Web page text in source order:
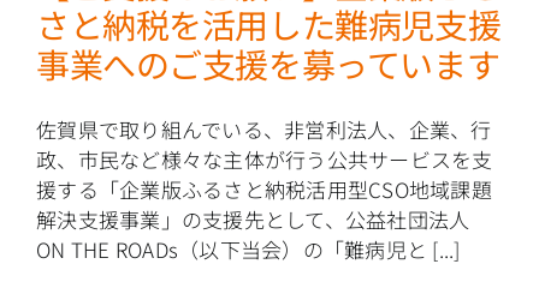
さと納税を活用した難病児支援
事業へのご支援を募っています
佐賀県で取り組んでいる、非営利法人、企業、行
政、市民など様々な主体が行う公共サービスを支
援する「企業版ふるさと納税活用型CSO地域課題
解決支援事業」の支援先として、公益社団法人
ON THE ROADs（以下当会）の「難病児と [...]